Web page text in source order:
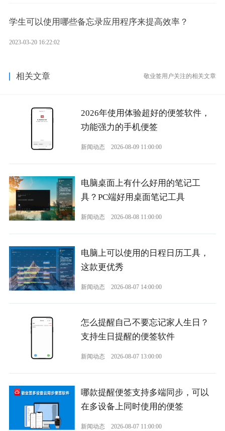
学生可以使用哪些备忘录应用程序来提高效率？
2023-03-20 16:22:02
相关文章 敬业签用户关注的相关文章
2026年使用体验超好的便签软件，
功能强力的手机便签
新闻动态 2026-08-09 11:00:00
电脑桌面上有什么好用的笔记工
具？PC端好用桌面笔记工具
新闻动态 2026-08-08 11:00:00
电脑上可以使用的日程日历工具，
这款更优秀
新闻动态 2026-08-07 14:00:00
怎么提醒自己不要忘记家人生日？
支持生日提醒的便签软件
新闻动态 2026-08-07 13:00:00
哪款提醒便签支持多端同步，可以
在多设备上同时使用的便签
新闻动态 2026-08-07 11:00:00